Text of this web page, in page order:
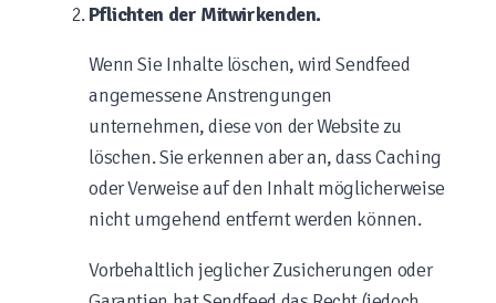
Pflichten der Mitwirkenden.
Wenn Sie Inhalte löschen, wird Sendfeed
angemessene Anstrengungen
unternehmen, diese von der Website zu
löschen. Sie erkennen aber an, dass Caching
oder Verweise auf den Inhalt möglicherweise
nicht umgehend entfernt werden können.
Vorbehaltlich jeglicher Zusicherungen oder